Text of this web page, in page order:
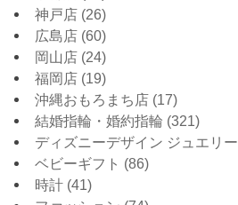
神戸店 (26)
広島店 (60)
岡山店 (24)
福岡店 (19)
沖縄おもろまち店 (17)
結婚指輪・婚約指輪 (321)
ディズニーデザイン ジュエリー
ベビーギフト (86)
時計 (41)